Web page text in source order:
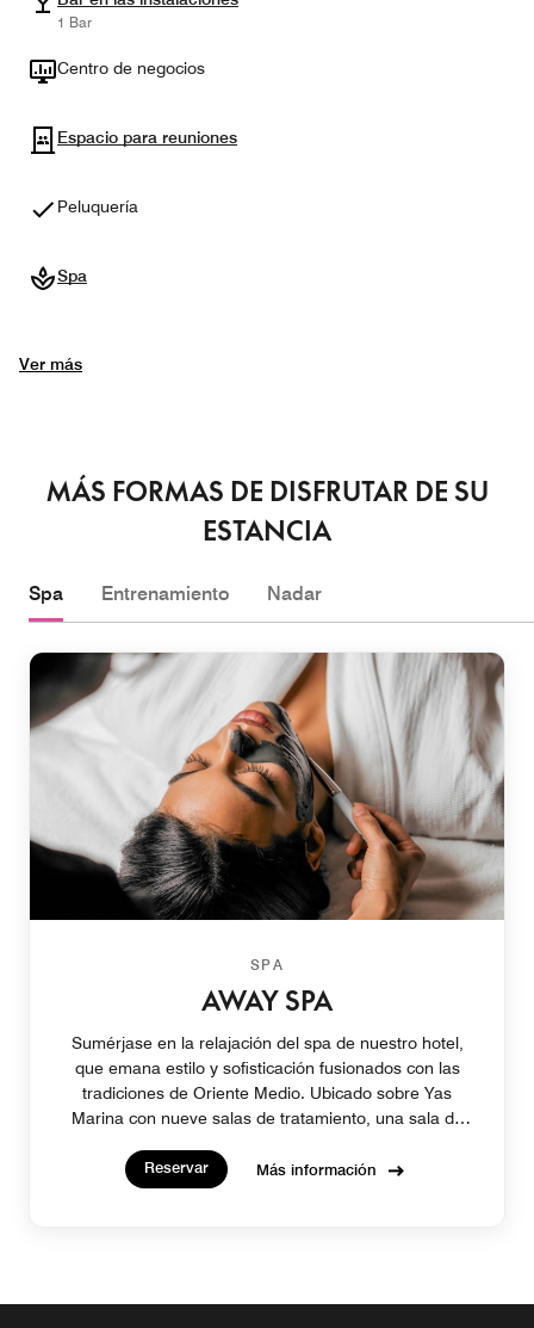
1 Bar
Centro de negocios
Espacio para reuniones
Peluquería
Spa
Ver más
MÁS FORMAS DE DISFRUTAR DE SU
ESTANCIA
Spa Entrenamiento Nadar
SPA
AWAY SPA
Sumérjase en la relajación del spa de nuestro hotel,
que emana estilo y sofisticación fusionados con las
tradiciones de Oriente Medio. Ubicado sobre Yas
Marina con nueve salas de tratamiento, una sala de
de dos pisos ofrece una experiencia sensorial ilimitada.
Reservar Más información